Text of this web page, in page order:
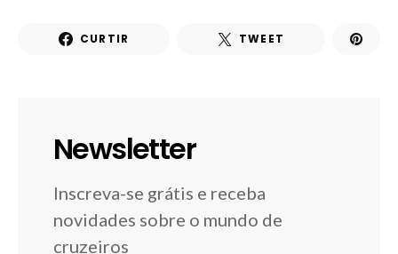
CURTIR TWEET
Newsletter
Inscreva-se grátis e receba
novidades sobre o mundo de
cruzeiros